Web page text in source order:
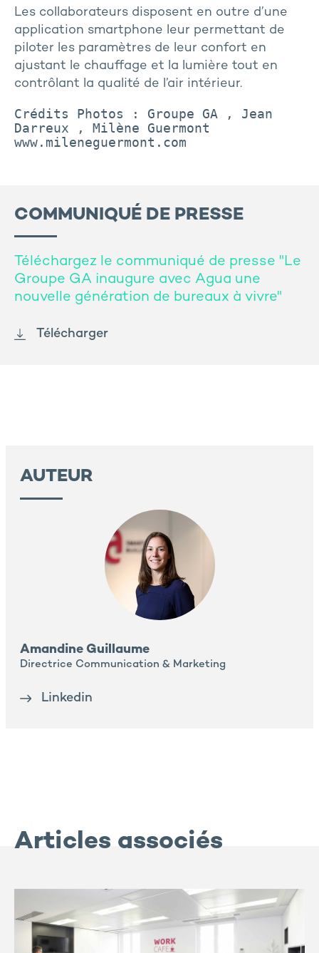
COMMUNIQUÉ DE PRESSE
Téléchargez le communiqué de presse "Le
Groupe GA inaugure avec Agua une
nouvelle génération de bureaux à vivre"
Télécharger
Les collaborateurs disposent en outre d’une
application smartphone leur permettant de
piloter les paramètres de leur confort en
ajustant le chauffage et la lumière tout en
contrôlant la qualité de l’air intérieur.
Crédits Photos : Groupe GA , Jean
Darreux , Milène Guermont
www.mileneguermont.com
AUTEUR
Amandine Guillaume
Directrice Communication & Marketing
Linkedin
Articles associés